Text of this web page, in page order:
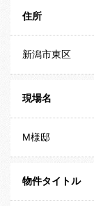
住所
新潟市東区
現場名
M様邸
物件タイトル